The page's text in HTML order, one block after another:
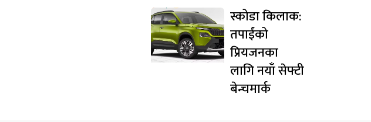
स्कोडा किलाक:
तपाईंको
प्रियजनका
लागि नयाँ सेफ्टी
बेन्चमार्क